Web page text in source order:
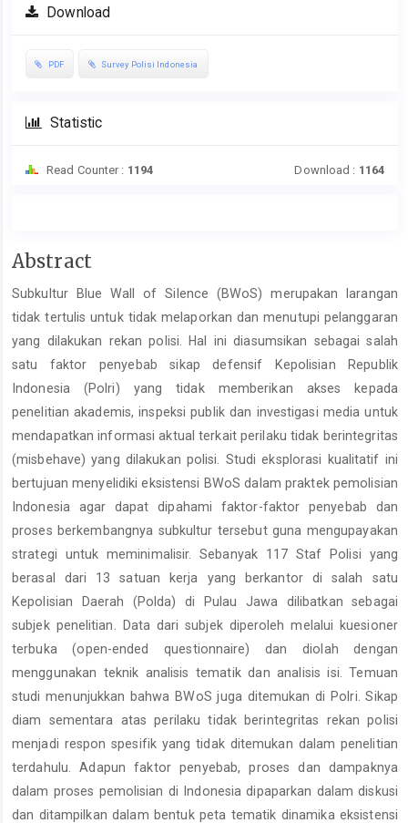
Download
PDF Survey Polisi Indonesia
Statistic
Read Counter : 1194 Download : 1164
Main
Content
Abstract
Subkultur Blue Wall of Silence (BWoS) merupakan larangan
tidak tertulis untuk tidak melaporkan dan menutupi pelanggaran
yang dilakukan rekan polisi. Hal ini diasumsikan sebagai salah
satu faktor penyebab sikap defensif Kepolisian Republik
Indonesia (Polri) yang tidak memberikan akses kepada
penelitian akademis, inspeksi publik dan investigasi media untuk
mendapatkan informasi aktual terkait perilaku tidak berintegritas
(misbehave) yang dilakukan polisi. Studi eksplorasi kualitatif ini
bertujuan menyelidiki eksistensi BWoS dalam praktek pemolisian
Indonesia agar dapat dipahami faktor-faktor penyebab dan
proses berkembangnya subkultur tersebut guna mengupayakan
strategi untuk meminimalisir. Sebanyak 117 Staf Polisi yang
berasal dari 13 satuan kerja yang berkantor di salah satu
Kepolisian Daerah (Polda) di Pulau Jawa dilibatkan sebagai
subjek penelitian. Data dari subjek diperoleh melalui kuesioner
terbuka (open-ended questionnaire) dan diolah dengan
menggunakan teknik analisis tematik dan analisis isi. Temuan
studi menunjukkan bahwa BWoS juga ditemukan di Polri. Sikap
diam sementara atas perilaku tidak berintegritas rekan polisi
menjadi respon spesifik yang tidak ditemukan dalam penelitian
terdahulu. Adapun faktor penyebab, proses dan dampaknya
dalam proses pemolisian di Indonesia dipaparkan dalam diskusi
dan ditampilkan dalam bentuk peta tematik dinamika eksistensi